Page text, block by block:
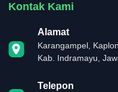
Kontak Kami
Alamat
Karangampel,
Kab. Indramayu,
Telepon